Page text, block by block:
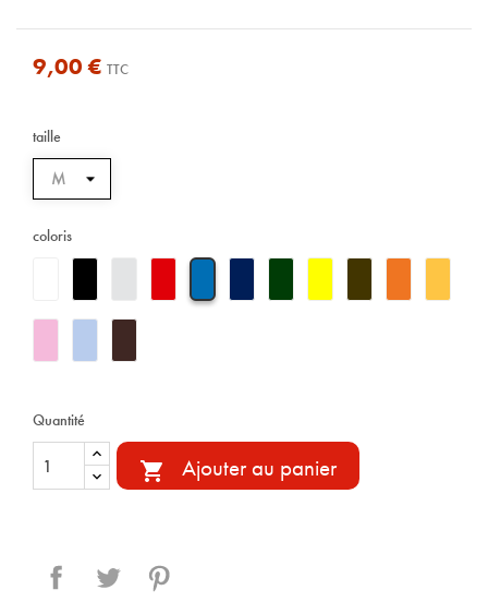
9,00 € TTC
taille
coloris
Quantité
 Ajouter au panier
Partager Tweet